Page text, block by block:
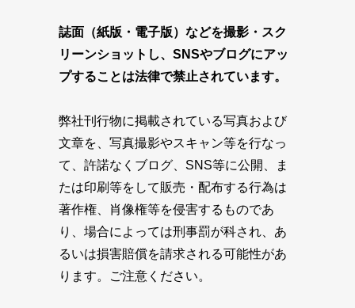
誌面（紙版・電子版）などを撮影・スク
リーンショットし、SNSやブログにアッ
プすることは法律で禁止されています。
弊社刊行物に掲載されている写真および
文章を、写真撮影やスキャン等を行なっ
て、許諾なくブログ、SNS等に公開、ま
たは印刷等をして販売・配布する行為は
著作権、肖像権等を侵害するものであ
り、場合によっては刑事罰が科され、あ
るいは損害賠償を請求される可能性があ
ります。ご注意ください。